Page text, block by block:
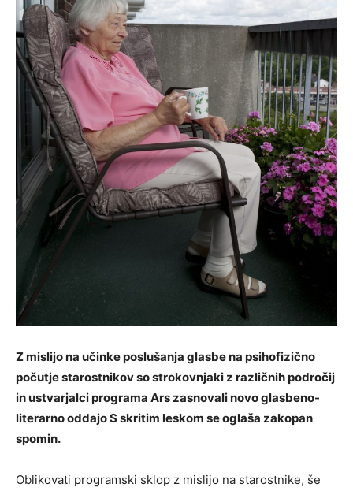
Z mislijo na učinke poslušanja glasbe na psihofizično
počutje starostnikov so strokovnjaki z različnih področij
in ustvarjalci programa Ars zasnovali novo glasbeno-
literarno oddajo S skritim leskom se oglaša zakopan
spomin.
Oblikovati programski sklop z mislijo na starostnike, še